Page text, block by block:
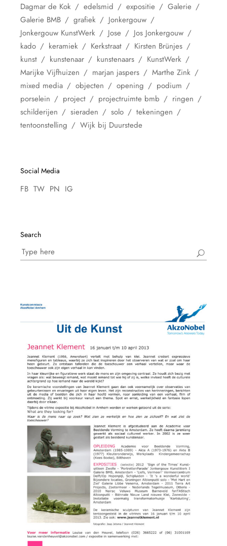
Dagmar de Kok
edelsmid expositie
Galerie
Galerie BMB
grafiek
Jonkergouw
Jonkergouw KunstWerk
Jose
Jos Jonkergouw
kado
keramiek Kerkstraat
Kirsten Brünjes
kunst
kunstenaar kunstenaars
KunstWerk
Marijke Vijfhuizen
marjan jaspers
Marthe Zink
mixed media
objecten opening
podium
porselein
project projectruimte bmb
ringen
schilderijen
sieraden solo
tekeningen
tentoonstelling
Wijk bij Duurstede
Social Media
FB TW PN IG
Search
Search
for: